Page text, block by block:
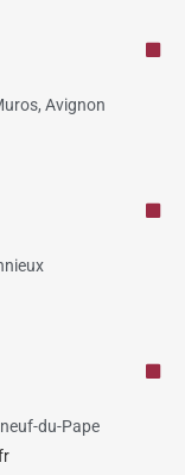
Avignon
du-Pape